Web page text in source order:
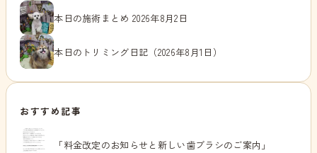
本日の施術まとめ 2026年8月2日
本日のトリミング日記（2026年8月1日）
おすすめ記事
「料金改定のお知らせと新しい歯ブラシのご案内」